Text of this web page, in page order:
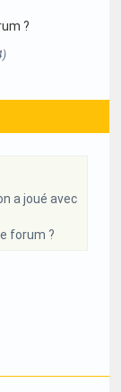
?
a joué avec
forum ?